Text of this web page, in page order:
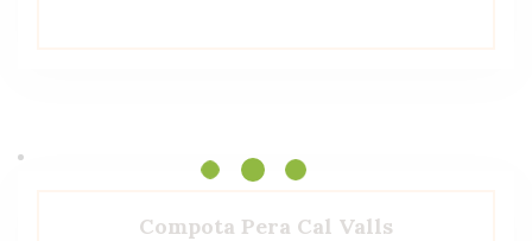
Compota Pera Cal Valls